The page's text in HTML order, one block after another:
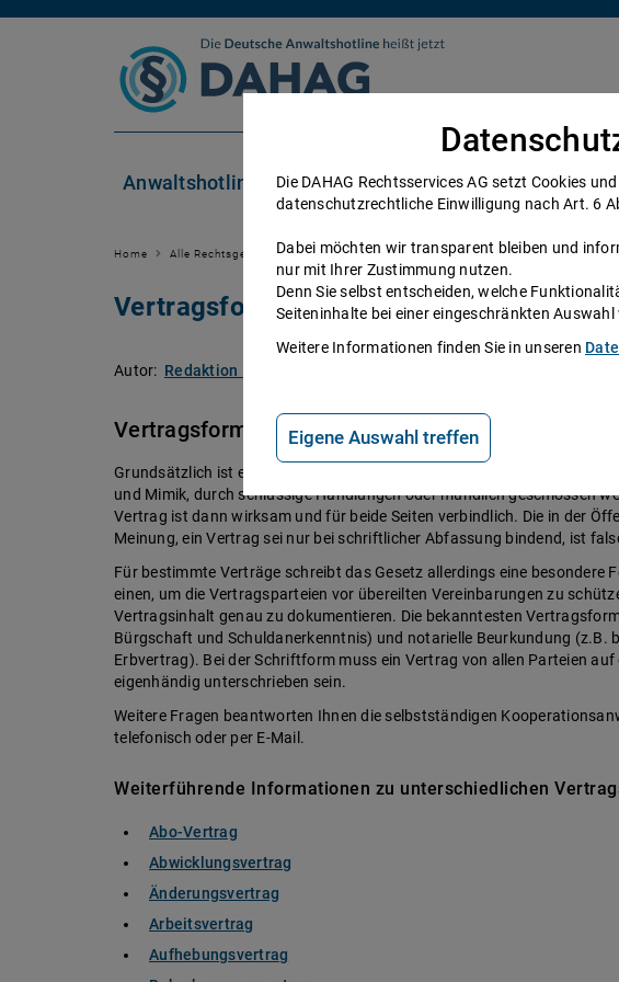
Anwaltshotline Rechtsgebiete Über uns
Home Alle Rechtsgebiete Zivilrecht Vertragsrecht Vertragsrecht von A-Z
Vertragsformen
Autor: Redaktion DAHAG Rechtsservices AG
Vertragsformen - Infos und Rechtsberatung
Grundsätzlich ist ein Vertrag nicht an eine bestimmte Form gebunden.
und Mimik, durch schlüssige Handlungen oder mündlich geschlossen
Vertrag ist dann wirksam und für beide Seiten verbindlich. Die in der
Meinung, ein Vertrag sei nur bei schriftlicher Abfassung bindend, ist
Für bestimmte Verträge schreibt das Gesetz allerdings eine besondere
einen, um die Vertragsparteien vor übereilten Vereinbarungen zu
Vertragsinhalt genau zu dokumentieren. Die bekanntesten
Bürgschaft und Schuldanerkenntnis) und notarielle Beurkundung (z.B.
Erbvertrag). Bei der Schriftform muss ein Vertrag von allen Parteien auf
eigenhändig unterschrieben sein.
Weitere Fragen beantworten Ihnen die selbstständigen
telefonisch oder per E-Mail.
Weiterführende Informationen zu unterschiedlichen
Abo-Vertrag
Abwicklungsvertrag
Änderungsvertrag
Arbeitsvertrag
Aufhebungsvertrag
Die DAHAG Rechtsservices AG setzt Cookies
datenschutzrechtliche Einwilligung nach Art. 6
Dabei möchten wir transparent bleiben und
nur mit Ihrer Zustimmung nutzen.
Denn Sie selbst entscheiden, welche
Seiteninhalte bei einer eingeschränkten
Weitere Informationen finden Sie in unseren
Eigene Auswahl treffen